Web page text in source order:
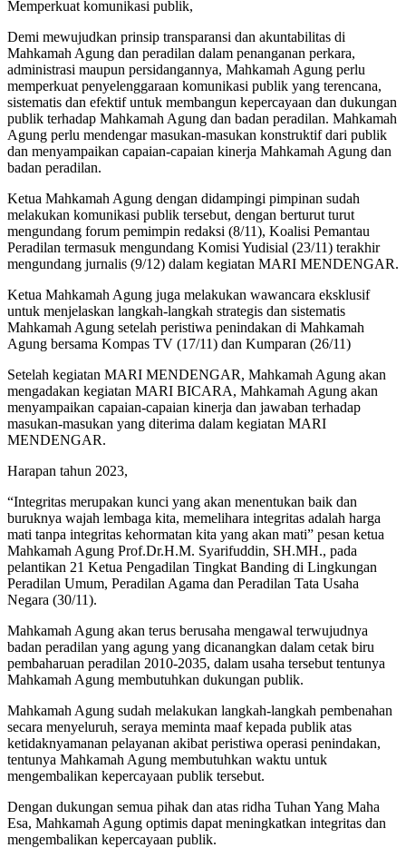
Memperkuat komunikasi publik,
Demi mewujudkan prinsip transparansi dan akuntabilitas di
Mahkamah Agung dan peradilan dalam penanganan perkara,
administrasi maupun persidangannya, Mahkamah Agung perlu
memperkuat penyelenggaraan komunikasi publik yang terencana,
sistematis dan efektif untuk membangun kepercayaan dan dukungan
publik terhadap Mahkamah Agung dan badan peradilan. Mahkamah
Agung perlu mendengar masukan-masukan konstruktif dari publik
dan menyampaikan capaian-capaian kinerja Mahkamah Agung dan
badan peradilan.
Ketua Mahkamah Agung dengan didampingi pimpinan sudah
melakukan komunikasi publik tersebut, dengan berturut turut
mengundang forum pemimpin redaksi (8/11), Koalisi Pemantau
Peradilan termasuk mengundang Komisi Yudisial (23/11) terakhir
mengundang jurnalis (9/12) dalam kegiatan MARI MENDENGAR.
Ketua Mahkamah Agung juga melakukan wawancara eksklusif
untuk menjelaskan langkah-langkah strategis dan sistematis
Mahkamah Agung setelah peristiwa penindakan di Mahkamah
Agung bersama Kompas TV (17/11) dan Kumparan (26/11)
Setelah kegiatan MARI MENDENGAR, Mahkamah Agung akan
mengadakan kegiatan MARI BICARA, Mahkamah Agung akan
menyampaikan capaian-capaian kinerja dan jawaban terhadap
masukan-masukan yang diterima dalam kegiatan MARI
MENDENGAR.
Harapan tahun 2023,
“Integritas merupakan kunci yang akan menentukan baik dan
buruknya wajah lembaga kita, memelihara integritas adalah harga
mati tanpa integritas kehormatan kita yang akan mati” pesan ketua
Mahkamah Agung Prof.Dr.H.M. Syarifuddin, SH.MH., pada
pelantikan 21 Ketua Pengadilan Tingkat Banding di Lingkungan
Peradilan Umum, Peradilan Agama dan Peradilan Tata Usaha
Negara (30/11).
Mahkamah Agung akan terus berusaha mengawal terwujudnya
badan peradilan yang agung yang dicanangkan dalam cetak biru
pembaharuan peradilan 2010-2035, dalam usaha tersebut tentunya
Mahkamah Agung membutuhkan dukungan publik.
Mahkamah Agung sudah melakukan langkah-langkah pembenahan
secara menyeluruh, seraya meminta maaf kepada publik atas
ketidaknyamanan pelayanan akibat peristiwa operasi penindakan,
tentunya Mahkamah Agung membutuhkan waktu untuk
mengembalikan kepercayaan publik tersebut.
Dengan dukungan semua pihak dan atas ridha Tuhan Yang Maha
Esa, Mahkamah Agung optimis dapat meningkatkan integritas dan
mengembalikan kepercayaan publik.